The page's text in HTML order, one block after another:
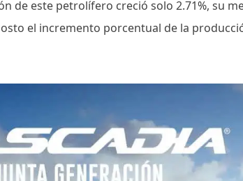
de este petrolífero creció solo 2.71%, su
el incremento porcentual de la